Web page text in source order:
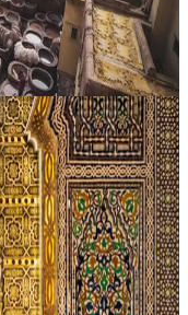
da
notti che unisce città
senza tempo del
Casablanca, con la